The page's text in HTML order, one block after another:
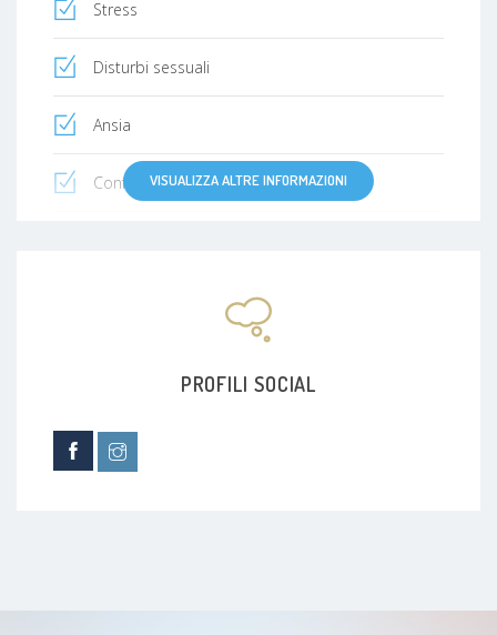
Stress
Disturbi sessuali
Ansia
Confusione mentale
Maternity blues
VISUALIZZA ALTRE INFORMAZIONI
PROFILI SOCIAL